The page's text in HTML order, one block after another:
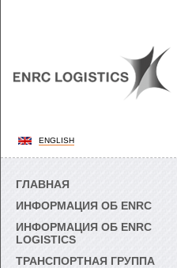
ENGLISH
ГЛАВНАЯ
ИНФОРМАЦИЯ ОБ ENRC
ИНФОРМАЦИЯ ОБ ENRC
LOGISTICS
ТРАНСПОРТНАЯ ГРУППА